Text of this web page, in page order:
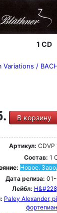
1 CD
Variations /
В корзину
Артикул: CDVP
Состав: 1
Новое.
Дата релиза:
Лейбл:
Paley Alexander,